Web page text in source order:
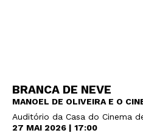
BRANCA DE NEVE
MANOEL DE OLIVEIRA E O
Auditório da Casa do Cinema
27 MAI 2026 | 17:00